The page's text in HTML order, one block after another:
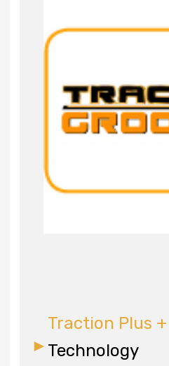
Traction Plus +
Technology